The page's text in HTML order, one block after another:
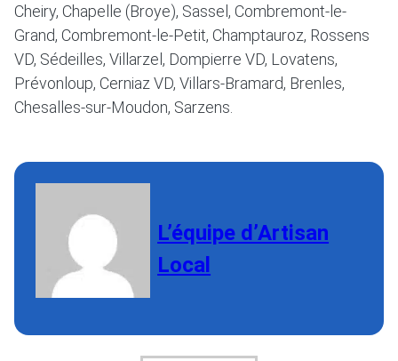
Cheiry, Chapelle (Broye), Sassel, Combremont-le-
Grand, Combremont-le-Petit, Champtauroz, Rossens
VD, Sédeilles, Villarzel, Dompierre VD, Lovatens,
Prévonloup, Cerniaz VD, Villars-Bramard, Brenles,
Chesalles-sur-Moudon, Sarzens.
L’équipe d’Artisan
Local